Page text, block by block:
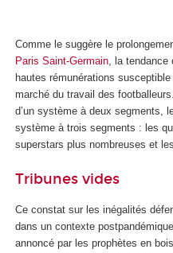
Comme le suggère le
Paris Saint-Germain, la tendance
hautes rémunérations
marché du travail des
d’un système à deux segments,
système à trois segments : les
superstars plus nombreuses et
Tribunes vides
Ce constat sur les inégalités
dans un contexte
annoncé par les prophètes en